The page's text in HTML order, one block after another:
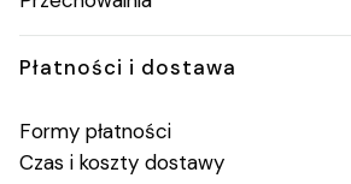
Płatności i dostawa
Formy płatności
Czas i koszty dostawy